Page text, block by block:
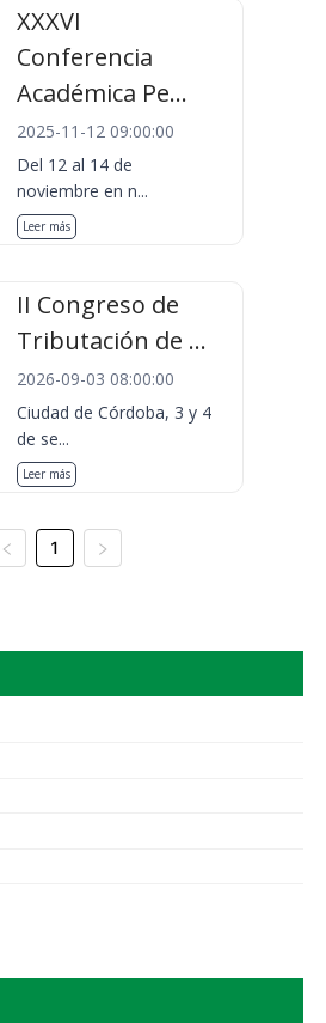
XXXVI
Conferencia
Académica Pe...
2025-11-12 09:00:00
Del 12 al 14 de
noviembre en n...
Leer más
II Congreso de
Tributación de ...
2026-09-03 08:00:00
Ciudad de Córdoba, 3 y 4
de se...
Leer más
1